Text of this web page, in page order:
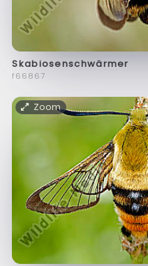
Skabiosenschwärmer
f66867
Zoom